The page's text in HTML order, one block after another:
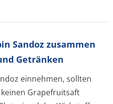
Sandoz zusammen
Getränken
einnehmen, sollten
Grapefruitsaft